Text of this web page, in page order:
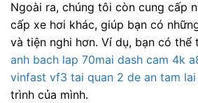
Ngoài ra, chúng tôi còn cung cấp
cấp xe hơi khác, giúp bạn có
và tiện nghi hơn. Ví dụ, bạn có thể
anh bach lap 70mai dash cam 4k
vinfast vf3 tai quan 2 de an tam
trình của mình.